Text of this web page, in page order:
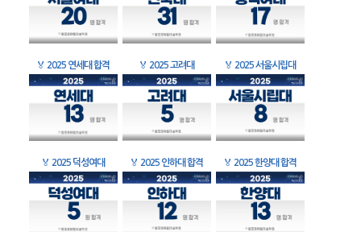
🏅 2025 연세대 합격 🏅 2025 고려대 🏅 2025 서울시립대
🏅 2025 덕성여대 🏅 2025 인하대 합격 🏅 2025 한양대 합격